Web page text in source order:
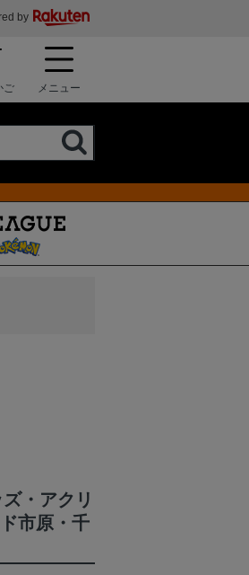
by
ご メニュー
・アクリ
市原・千